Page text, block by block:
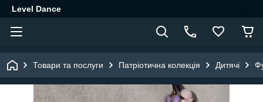
Level Dance
Товари та послуги Патріотична колекція Дитячі